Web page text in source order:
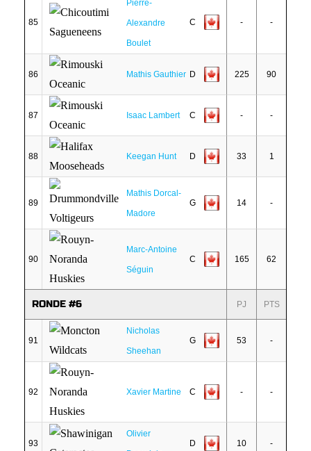
85
Pierre-
Alexandre
Boulet
C - -
86 Mathis Gauthier D 225 90
87 Isaac Lambert C - -
88 Keegan Hunt D 33 1
89
Mathis Dorcal-
Madore
G 14 -
90
Marc-Antoine
Séguin
C 165 62
RONDE #6 PJ PTS
91
Nicholas
Sheehan
G 53 -
92 Xavier Martine C - -
93
Olivier
D 10 -